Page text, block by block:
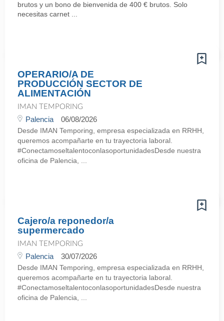
brutos y un bono de bienvenida de 400 € brutos. Solo
necesitas carnet ...
OPERARIO/A DE
PRODUCCIÓN SECTOR DE
ALIMENTACIÓN
IMAN TEMPORING
Palencia 06/08/2026
Desde IMAN Temporing, empresa especializada en RRHH,
queremos acompañarte en tu trayectoria laboral.
#ConectamoseltalentoconlasoportunidadesDesde nuestra
oficina de Palencia, ...
Cajero/a reponedor/a
supermercado
IMAN TEMPORING
Palencia 30/07/2026
Desde IMAN Temporing, empresa especializada en RRHH,
queremos acompañarte en tu trayectoria laboral.
#ConectamoseltalentoconlasoportunidadesDesde nuestra
oficina de Palencia, ...